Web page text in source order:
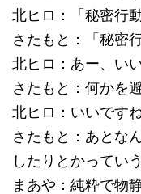
北ヒロ：「秘密行
さたもと：「秘密
北ヒロ：あー、い
さたもと：何かを
北ヒロ：いいです
さたもと：あとな
したりとかってい
まあや：純粋で物